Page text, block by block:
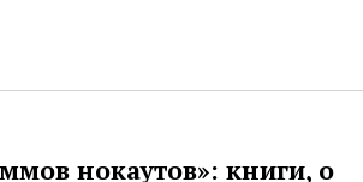
нокаутов»: книги, о